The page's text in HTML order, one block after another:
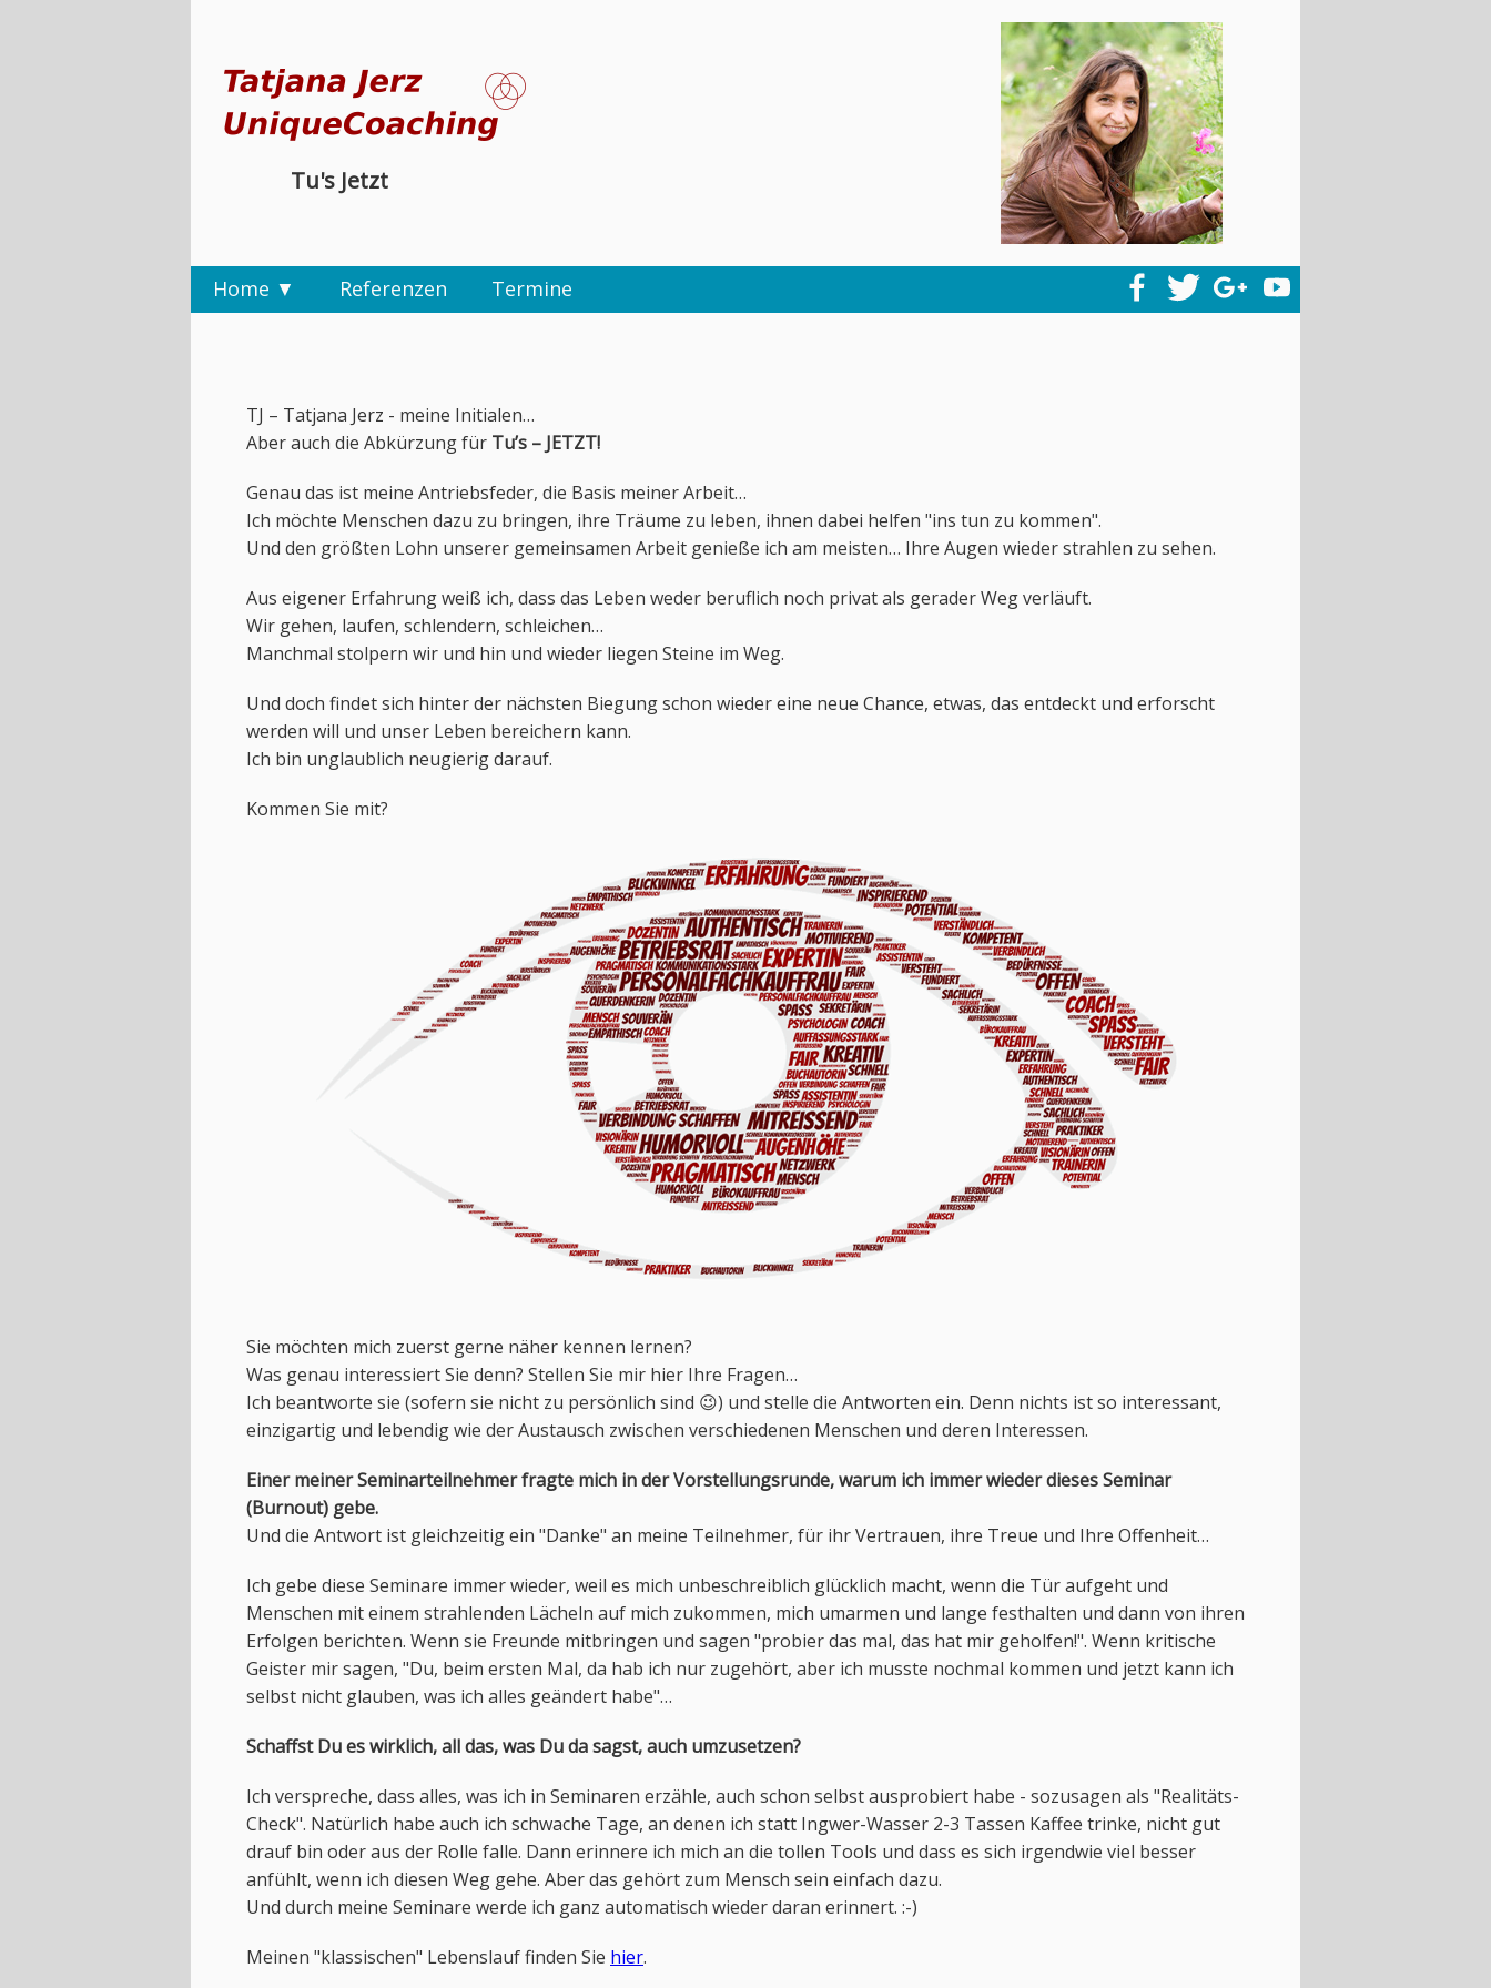
Tu's Jetzt
Home Referenzen Termine
TJ – Tatjana Jerz - meine Initialen…
Aber auch die Abkürzung für Tu’s – JETZT!
Genau das ist meine Antriebsfeder, die Basis meiner Arbeit…
Ich möchte Menschen dazu zu bringen, ihre Träume zu leben, ihnen dabei helfen "ins tun zu kommen".
Und den größten Lohn unserer gemeinsamen Arbeit genieße ich am meisten… Ihre Augen wieder strahlen zu sehen.
Aus eigener Erfahrung weiß ich, dass das Leben weder beruflich noch privat als gerader Weg verläuft.
Wir gehen, laufen, schlendern, schleichen…
Manchmal stolpern wir und hin und wieder liegen Steine im Weg.
Und doch findet sich hinter der nächsten Biegung schon wieder eine neue Chance, etwas, das entdeckt und erforscht
werden will und unser Leben bereichern kann.
Ich bin unglaublich neugierig darauf.
Kommen Sie mit?
Sie möchten mich zuerst gerne näher kennen lernen?
Was genau interessiert Sie denn? Stellen Sie mir hier Ihre Fragen…
Ich beantworte sie (sofern sie nicht zu persönlich sind 😉) und stelle die Antworten ein. Denn nichts ist so interessant,
einzigartig und lebendig wie der Austausch zwischen verschiedenen Menschen und deren Interessen.
Einer meiner Seminarteilnehmer fragte mich in der Vorstellungsrunde, warum ich immer wieder dieses Seminar
(Burnout) gebe.
Und die Antwort ist gleichzeitig ein "Danke" an meine Teilnehmer, für ihr Vertrauen, ihre Treue und Ihre Offenheit…
Ich gebe diese Seminare immer wieder, weil es mich unbeschreiblich glücklich macht, wenn die Tür aufgeht und
Menschen mit einem strahlenden Lächeln auf mich zukommen, mich umarmen und lange festhalten und dann von ihren
Erfolgen berichten. Wenn sie Freunde mitbringen und sagen "probier das mal, das hat mir geholfen!". Wenn kritische
Geister mir sagen, "Du, beim ersten Mal, da hab ich nur zugehört, aber ich musste nochmal kommen und jetzt kann ich
selbst nicht glauben, was ich alles geändert habe"…
Schaffst Du es wirklich, all das, was Du da sagst, auch umzusetzen?
Ich verspreche, dass alles, was ich in Seminaren erzähle, auch schon selbst ausprobiert habe - sozusagen als "Realitäts-
Check". Natürlich habe auch ich schwache Tage, an denen ich statt Ingwer-Wasser 2-3 Tassen Kaffee trinke, nicht gut
drauf bin oder aus der Rolle falle. Dann erinnere ich mich an die tollen Tools und dass es sich irgendwie viel besser
anfühlt, wenn ich diesen Weg gehe. Aber das gehört zum Mensch sein einfach dazu.
Und durch meine Seminare werde ich ganz automatisch wieder daran erinnert. :-)
Meinen "klassischen" Lebenslauf finden Sie hier.